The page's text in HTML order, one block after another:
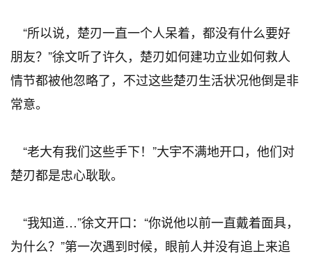
“所以说，楚刃一直一个人呆着，都没有什么要好
朋友？”徐文听了许久，楚刃如何建功立业如何救人
情节都被他忽略了，不过这些楚刃生活状况他倒是非
常意。
“老大有我们这些手下！”大宇不满地开口，他们对
楚刃都是忠心耿耿。
“我知道…”徐文开口：“你说他以前一直戴着面具，
为什么？”第一次遇到时候，眼前人并没有追上来追